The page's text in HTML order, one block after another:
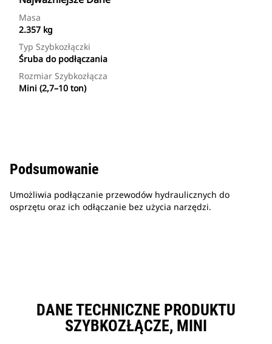
Masa
2.357 kg
Typ Szybkozłączki
Śruba do podłączania
Rozmiar Szybkozłącza
Mini (2,7–10 ton)
Podsumowanie
Umożliwia podłączanie przewodów hydraulicznych do
osprzętu oraz ich odłączanie bez użycia narzędzi.
DANE TECHNICZNE PRODUKTU
SZYBKOZŁĄCZE, MINI